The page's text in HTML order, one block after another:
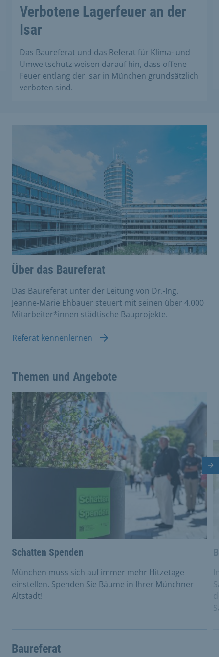
Verbotene Lagerfeuer an der
Isar
Das Baureferat und das Referat für Klima- und
Umweltschutz weisen darauf hin, dass offene
Feuer entlang der Isar in München grundsätzlich
verboten sind.
Über das Baureferat
Das Baureferat unter der Leitung von Dr.-Ing.
Jeanne-Marie Ehbauer steuert mit seinen über 4.000
Mitarbeiter*innen städtische Bauprojekte.
Referat kennenlernen
Themen und Angebote
This is a carousel with rotating cards. Use the
Schatten Spenden
München muss sich auf immer mehr Hitzetage
einstellen. Spenden Sie Bäume in Ihrer Münchner
Altstadt!
Baureferat